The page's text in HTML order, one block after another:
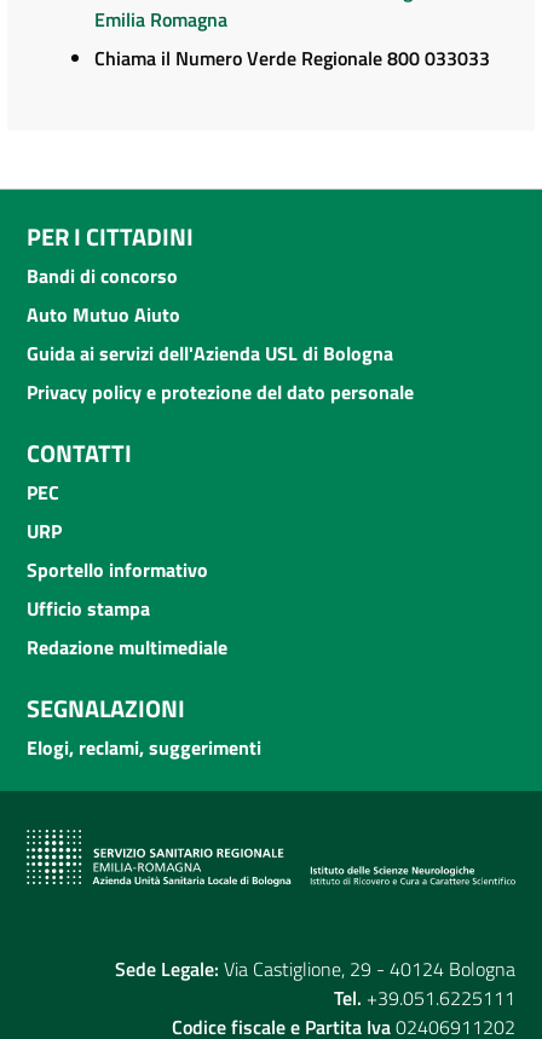
Emilia Romagna
Chiama il Numero Verde Regionale 800 033033
PER I CITTADINI
Bandi di concorso
Auto Mutuo Aiuto
Guida ai servizi dell'Azienda USL di Bologna
Privacy policy e protezione del dato personale
CONTATTI
PEC
URP
Sportello informativo
Ufficio stampa
Redazione multimediale
SEGNALAZIONI
Elogi, reclami, suggerimenti
Sede Legale: Via Castiglione, 29 - 40124 Bologna
Tel. +39.051.6225111
Codice fiscale e Partita Iva02406911202